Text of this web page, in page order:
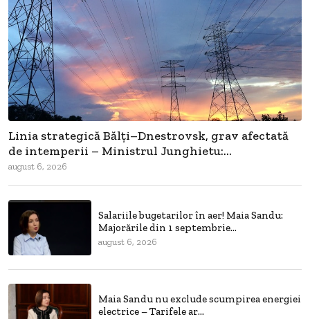
Linia strategică Bălți–Dnestrovsk, grav afectată
de intemperii – Ministrul Junghietu:...
august 6, 2026
Salariile bugetarilor în aer! Maia Sandu:
Majorările din 1 septembrie...
august 6, 2026
Maia Sandu nu exclude scumpirea energiei
electrice – Tarifele ar...